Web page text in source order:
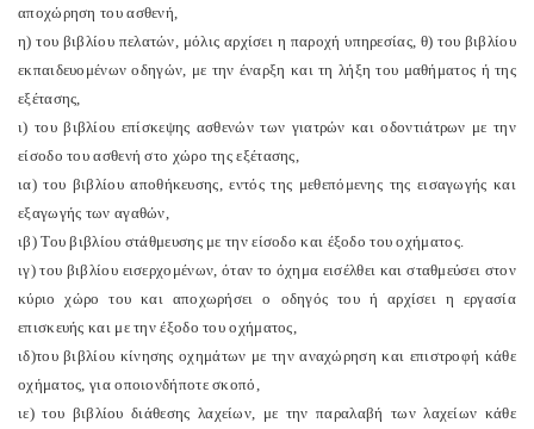
αποχώρηση του ασθενή,
η) του βιβλίου πελατών, μόλις αρχίσει η παροχή υπηρεσίας, θ) του βιβλίου
εκπαιδευομένων οδηγών, με την έναρξη και τη λήξη του μαθήματος ή της
εξέτασης,
ι) του βιβλίου επίσκεψης ασθενών των γιατρών και οδοντιάτρων με την
είσοδο του ασθενή στο χώρο της εξέτασης,
ια) του βιβλίου αποθήκευσης, εντός της μεθεπόμενης της εισαγωγής και
εξαγωγής των αγαθών,
ιβ) Του βιβλίου στάθμευσης με την είσοδο και έξοδο του οχήματος.
ιγ) του βιβλίου εισερχομένων, όταν το όχημα εισέλθει και σταθμεύσει στον
κύριο χώρο του και αποχωρήσει ο οδηγός του ή αρχίσει η εργασία
επισκευής και με την έξοδο του οχήματος,
ιδ)του βιβλίου κίνησης οχημάτων με την αναχώρηση και επιστροφή κάθε
οχήματος, για οποιονδήποτε σκοπό,
ιε) του βιβλίου διάθεσης λαχείων, με την παραλαβή των λαχείων κάθε